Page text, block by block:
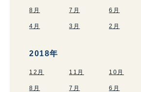
8月 7月 6月
4月 3月 2月
2018年
12月 11月 10月
8月 7月 6月